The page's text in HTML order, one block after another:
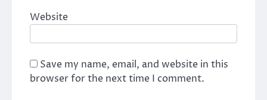
Website
Save my name, email, and website in this
browser for the next time I comment.